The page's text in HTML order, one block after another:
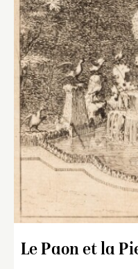
Le Paon et la